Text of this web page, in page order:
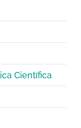
Científica